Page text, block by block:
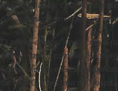
todos os lados, como o
das ações de emergência”
O painel contou ainda com a
elementos ao complexo
Planejamento e Gestão da
da UFMG e gestora do